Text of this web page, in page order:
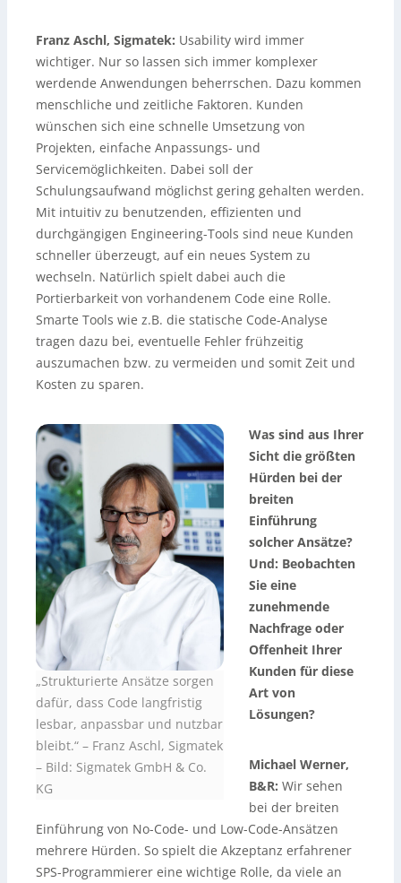
Franz Aschl, Sigmatek: Usability wird immer
wichtiger. Nur so lassen sich immer komplexer
werdende Anwendungen beherrschen. Dazu kommen
menschliche und zeitliche Faktoren. Kunden
wünschen sich eine schnelle Umsetzung von
Projekten, einfache Anpassungs- und
Servicemöglichkeiten. Dabei soll der
Schulungsaufwand möglichst gering gehalten werden.
Mit intuitiv zu benutzenden, effizienten und
durchgängigen Engineering-Tools sind neue Kunden
schneller überzeugt, auf ein neues System zu
wechseln. Natürlich spielt dabei auch die
Portierbarkeit von vorhandenem Code eine Rolle.
Smarte Tools wie z.B. die statische Code-Analyse
tragen dazu bei, eventuelle Fehler frühzeitig
auszumachen bzw. zu vermeiden und somit Zeit und
Kosten zu sparen.
„Strukturierte Ansätze sorgen
dafür, dass Code langfristig
lesbar, anpassbar und nutzbar
bleibt.“ – Franz Aschl, Sigmatek
– Bild: Sigmatek GmbH & Co.
KG
Was sind aus Ihrer
Sicht die größten
Hürden bei der
breiten
Einführung
solcher Ansätze?
Und: Beobachten
Sie eine
zunehmende
Nachfrage oder
Offenheit Ihrer
Kunden für diese
Art von
Lösungen?
Michael Werner,
B&R:Wir sehen
bei der breiten
Einführung von No-Code- und Low-Code-Ansätzen
mehrere Hürden. So spielt die Akzeptanz erfahrener
SPS-Programmierer eine wichtige Rolle, da viele an